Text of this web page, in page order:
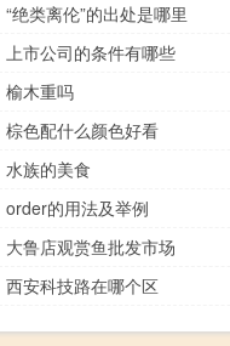
“绝类离伦”的出处是哪里
上市公司的条件有哪些
榆木重吗
棕色配什么颜色好看
水族的美食
order的用法及举例
大鲁店观赏鱼批发市场
西安科技路在哪个区